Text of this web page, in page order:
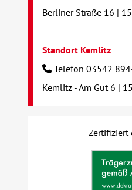
Berliner Straße 16 |
Standort Kemlitz
Telefon 03542
Kemlitz - Am Gut 6 |
Zertifiziert